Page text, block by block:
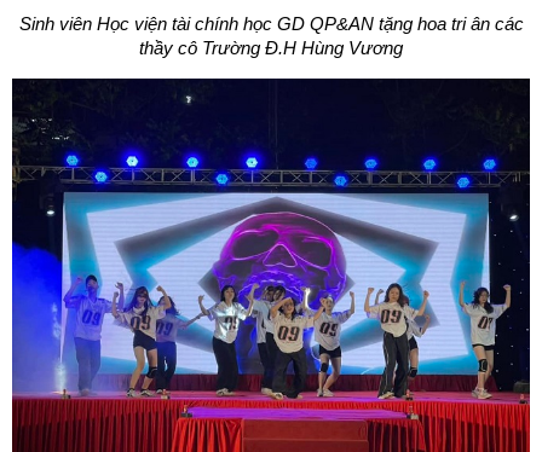
Sinh viên Học viện tài chính học GD QP&AN tặng hoa tri ân các
thầy cô Trường Đ.H Hùng Vương